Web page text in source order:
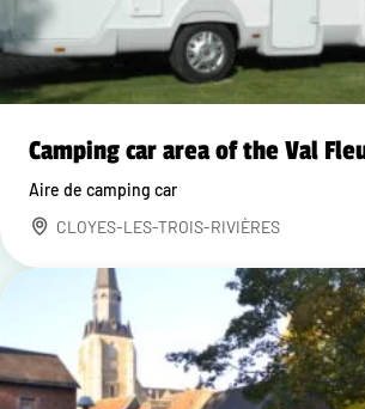
Camping car area of the Val
Aire de camping car
CLOYES-LES-TROIS-RIVIÈRES